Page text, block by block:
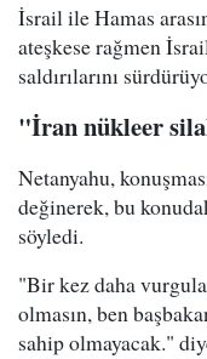
İsrail ile Hamas
ateşkese rağmen
saldırılarını
"İran nükleer
Netanyahu,
değinerek, bu
söyledi.
"Bir kez daha
olmasın, ben
sahip olmayacak."